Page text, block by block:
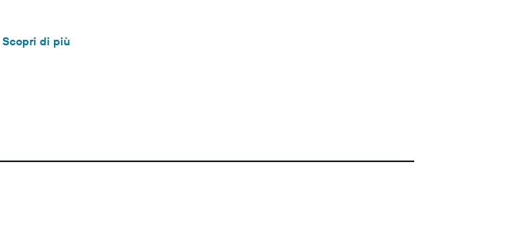
Scopri di più